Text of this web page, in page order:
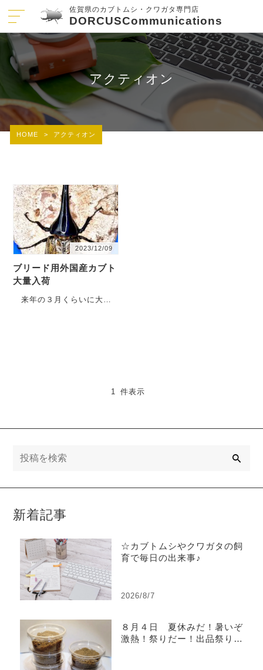
佐賀県のカブトムシ・クワガタ専門店
DORCUSCommunications
アクティオン
HOME > アクティオン
2023/12/09
ブリード用外国産カブト
大量入荷
来年の３月くらいに大量
1 件表示
新着記事
☆カブトムシやクワガタの飼
育で毎日の出来事♪
2026/8/7
８月４日 夏休みだ！暑いぞ
激熱！祭りだー！出品祭り！